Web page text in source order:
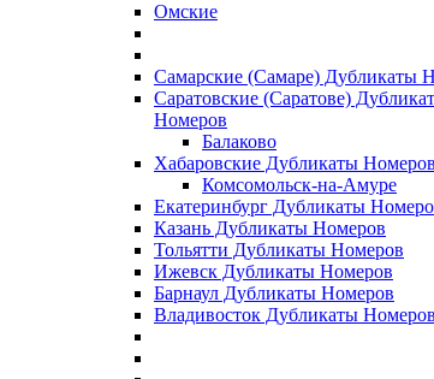
Омские
Самарские (Самаре) Дубликаты
Саратовские (Саратове)
Номеров
Балаково
Хабаровские Дубликаты Номеров
Комсомольск-на-Амуре
Екатеринбург Дубликаты
Казань Дубликаты Номеров
Тольятти Дубликаты Номеров
Ижевск Дубликаты Номеров
Барнаул Дубликаты Номеров
Владивосток Дубликаты Номеров